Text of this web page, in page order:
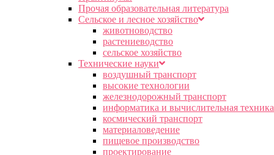
Прочая образовательная литература
Сельское и лесное хозяйство
животноводство
растениеводство
сельское хозяйство
Технические науки
воздушный транспорт
высокие технологии
железнодорожный транспорт
информатика и вычислительная техника
космический транспорт
материаловедение
пищевое производство
проектирование